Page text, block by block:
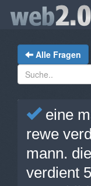
Alle Fragen
eine
rewe
mann.
verdient